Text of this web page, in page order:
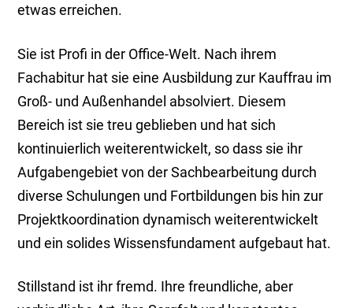
etwas erreichen.
Sie ist Profi in der Office-Welt. Nach ihrem
Fachabitur hat sie eine Ausbildung zur Kauffrau im
Groß- und Außenhandel absolviert. Diesem
Bereich ist sie treu geblieben und hat sich
kontinuierlich weiterentwickelt, so dass sie ihr
Aufgabengebiet von der Sachbearbeitung durch
diverse Schulungen und Fortbildungen bis hin zur
Projektkoordination dynamisch weiterentwickelt
und ein solides Wissensfundament aufgebaut hat.
Stillstand ist ihr fremd. Ihre freundliche, aber